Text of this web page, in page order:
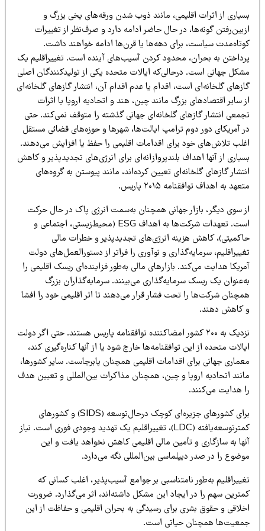
از اثرات اقلیمی، مانند ذوب شدن ورقه‌های یخی بزرگ و
گونه‌ها، در حال حاضر ادامه دارد و صرف‌نظر از تغییرات
سیاست، برای دهه‌ها یا قرن‌ها ادامه خواهند داشت.
به بحران، محدود کردن آسیب‌های آینده است. تغییراقلیم یک
جهانی است. در‌حالی‌که ایالات متحده یکی از تولیدکنندگان اصلی
گلخانه‌ای است، اقدام یا عدم اقدام آن، انتشار گازهای گلخانه‌ای
سایر اقتصادهای بزرگ مانند چین، هند و اتحادیه اروپا یا اثرات
انتشار گازهای گلخانه‌ای جهانی گذشته را متوقف نمی‌کند. حتی
آمریکای دور دوم ترامپ ایالت‌ها، شهرها و حوزه‌های قضائی مستقل
تلاش‌های خود برای اقدامات اقلیمی را حفظ یا افزایش می‌دهند.
از آنها اهداف بلندپروازانه‌ای برای انرژی‌های تجدیدپذیر و کاهش
گازهای گلخانه‌ای تعیین کرده‌اند، مانند پیوستن به گروه‌های
به اهداف توافقنامه ۲۰۱۵ پاریس.
سوی دیگر، بازار جهانی همچنان به‌سمت انرژی پاک در حال حرکت
است. تعهدات شرکت‌ها به اهداف ESG (محیط‌زیستی، اجتماعی و
کاهش هزینه انرژی‌های تجدیدپذیر و خطرات مالی
سرمایه‌گذاری و نوآوری را فراتر از دستورالعمل‌های دولت
هدایت می‌کند. بازارهای مالی به‌طور فزاینده‌ای ریسک اقلیمی را
یک ریسک سرمایه‌گذاری می‌بینند. سرمایه‌گذاران بزرگ
شرکت‌ها را تحت فشار قرار می‌دهند تا اثر اقلیمی خود را افشا
کاهش دهند.
نزدیک به ۲۰۰ کشور امضاکننده توافقنامه پاریس هستند. حتی اگر دولت
متحده از این توافقنامه‌ها خارج شود یا از آنها کناره‌گیری کند،
جهانی برای اقدامات اقلیمی همچنان پابرجاست. سایر کشورها،
اتحادیه اروپا و چین، همچنان مذاکرات بین‌المللی و تعیین هدف
هدایت می‌کنند.
برای کشورهای جزیره‌ای کوچک درحال‌توسعه (SIDS) و کشورهای
کمترتوسعه‌یافته (LDC)، تغییراقلیم یک تهدید وجودی فوری است. نیاز
به سازگاری و تأمین مالی اقلیمی کاهش نخواهد یافت و این
را در صدر دیپلماسی بین‌المللی نگه می‌دارد.
به‌طور نامتناسبی بر جوامع آسیب‌پذیر، اغلب کسانی که
سهم را در ایجاد این مشکل داشته‌اند، اثر می‌گذارد. ضرورت
و حقوق بشری برای رسیدگی به بحران اقلیمی و حفاظت از این
همچنان حیاتی است.